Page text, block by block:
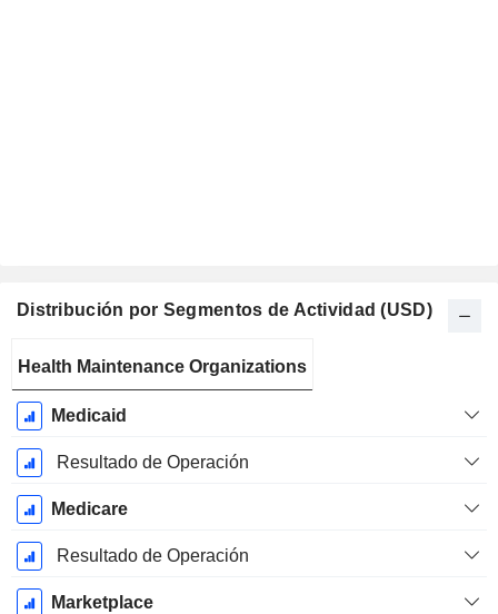
Distribución por Segmentos de Actividad (USD)
fiscal:
Diciembre
Health Maintenance Organizations
Medicaid
Resultado de Operación
Medicare
Resultado de Operación
Marketplace